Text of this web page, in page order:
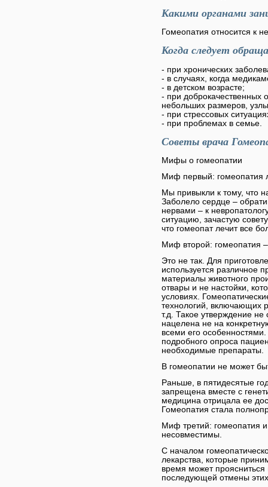
Какими органами
Гомеопатия относится к
Когда следует
- при хронических
- в случаях, когда
- в детском возрасте;
- при доброкачественных
небольших размеров,
- при стрессовых
- при проблемах в семье.
Советы врача
Мифы о гомеопатии
Миф первый: гомеопатия
Мы привыкли к тому, что
Заболело сердце –
нервами – к
ситуацию, зачастую
что гомеопат лечит все
Миф второй: гомеопатия
Это не так. Для
используется различное
материалы животного
отвары и не настойки,
условиях.
технологий, включающих
т.д. Такое утверждение не
нацелена не на
всеми его
подробного опроса
необходимые препараты.
В гомеопатии не может
Раньше, в пятидесятые
запрещена вместе с
медицина отрицала ее
Гомеопатия стала
Миф третий: гомеопатия
несовместимы.
С началом
лекарства, которые
время может
последующей отмены